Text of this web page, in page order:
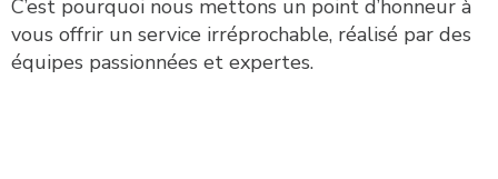
C’est pourquoi nous mettons un point d’honneur à
vous offrir un service irréprochable, réalisé par des
équipes passionnées et expertes.